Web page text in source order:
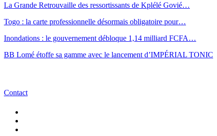
La Grande Retrouvaille des ressortissants de Kplélé Govié…
Togo : la carte professionnelle désormais obligatoire pour…
Inondations : le gouvernement débloque 1,14 milliard FCFA…
BB Lomé étoffe sa gamme avec le lancement d’IMPÉRIAL TONIC
Contact